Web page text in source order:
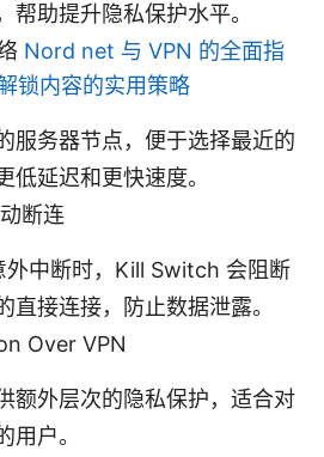
帮助提升隐私保护水平。
Nord net 与 VPN 的全面指
锁内容的实用策略
服务器节点，便于选择最近的
低延迟和更快速度。
断连
外中断时，Kill Switch 会阻断
直接连接，防止数据泄露。
Over VPN
额外层次的隐私保护，适合对
用户。